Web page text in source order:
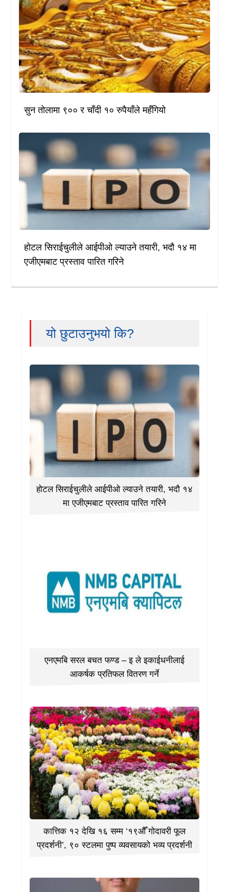
सुन तोलामा ९०० र चाँदी १० रुपैयाँले महँगियो
होटल सिराईचुलीले आईपीओ ल्याउने तयारी, भदौ १४ मा
एजीएमबाट प्रस्ताव पारित गरिने
यो छुटाउनुभयो कि?
होटल सिराईचुलीले आईपीओ ल्याउने तयारी, भदौ १४
मा एजीएमबाट प्रस्ताव पारित गरिने
एनएमबि सरल बचत फण्ड – इ ले इकाईधनीलाई
आकर्षक प्रतिफल वितरण गर्ने
कात्तिक १२ देखि १६ सम्म ‘१९औँ गोदावरी फूल
प्रदर्शनी’, ९० स्टलमा पुष्प व्यवसायको भव्य प्रदर्शनी